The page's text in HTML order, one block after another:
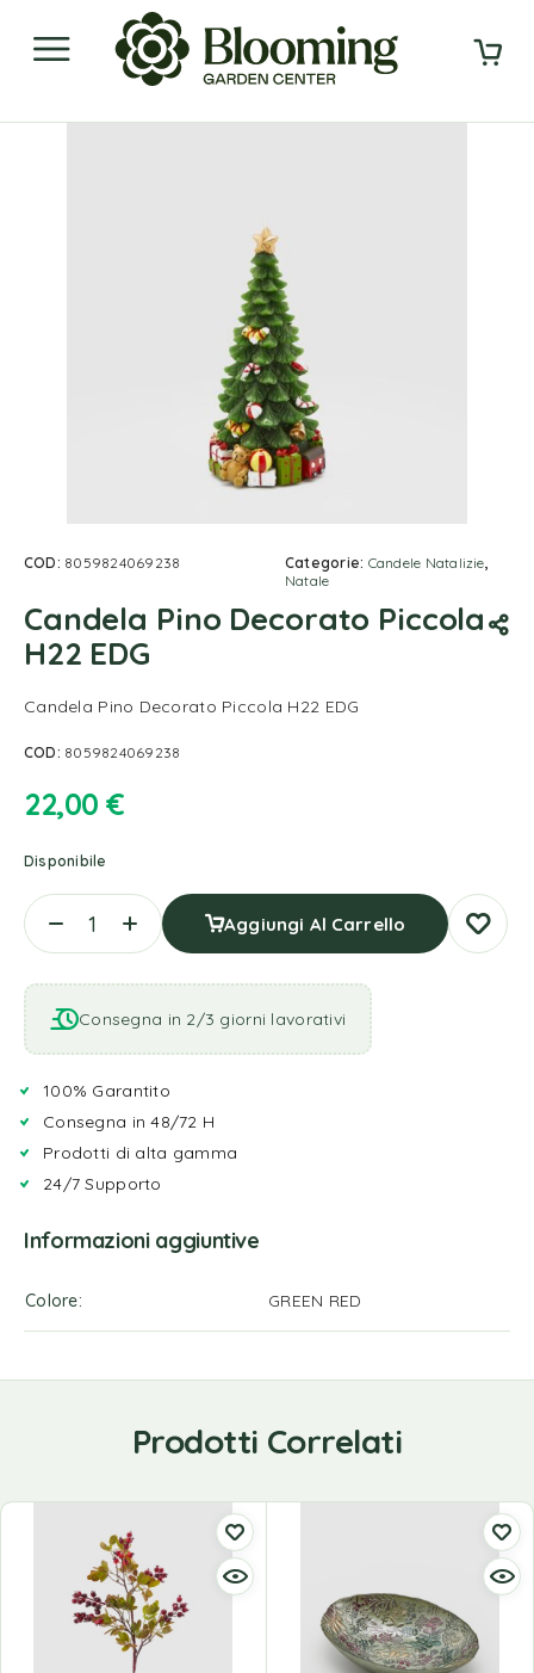
COD: 8059824069238 Categorie: Candele Natalizie,
Natale
Candela Pino Decorato Piccola
H22 EDG
Candela Pino Decorato Piccola H22 EDG
COD: 8059824069238
22,00 €
Disponibile
Aggiungi Al Carrello
Consegna in 2/3 giorni lavorativi
100% Garantito
Consegna in 48/72 H
Prodotti di alta gamma
24/7 Supporto
Informazioni aggiuntive
Colore GREEN RED
Prodotti Correlati